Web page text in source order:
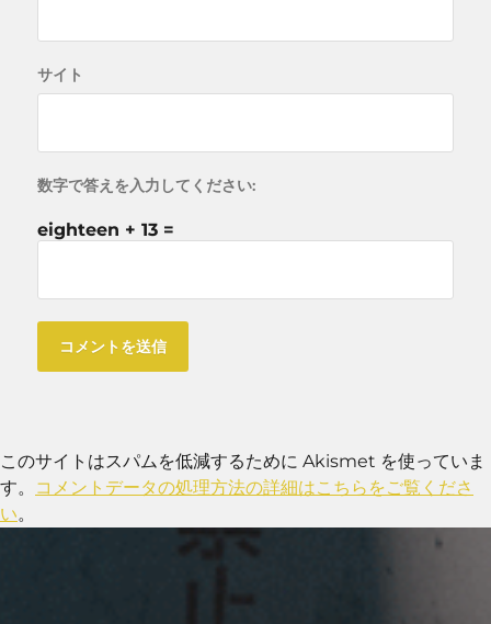
サイト
数字で答えを入力してください:
eighteen + 13 =
このサイトはスパムを低減するために Akismet を使っていま
す。
コメントデータの処理方法の詳細はこちらをご覧くださ
い。